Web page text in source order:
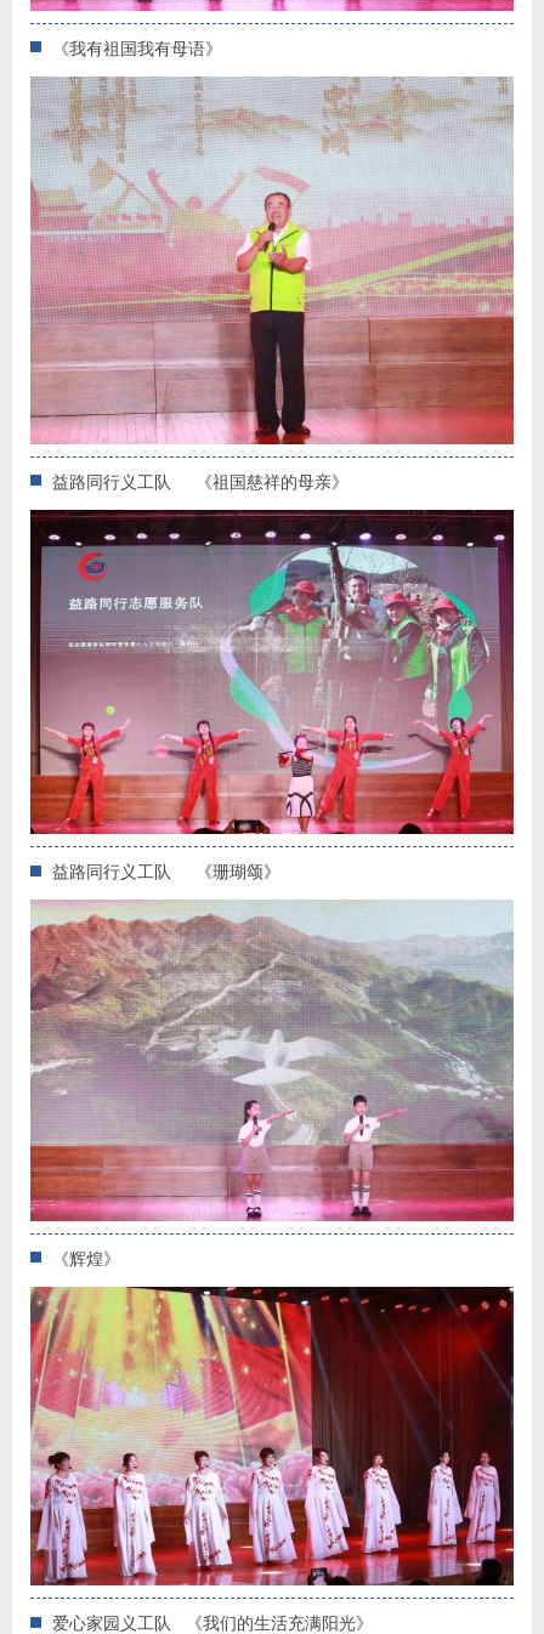
《我有祖国我有母语》
益路同行义工队 《祖国慈祥的母亲》
益路同行义工队 《珊瑚颂》
《辉煌》
爱心家园义工队 《我们的生活充满阳光》